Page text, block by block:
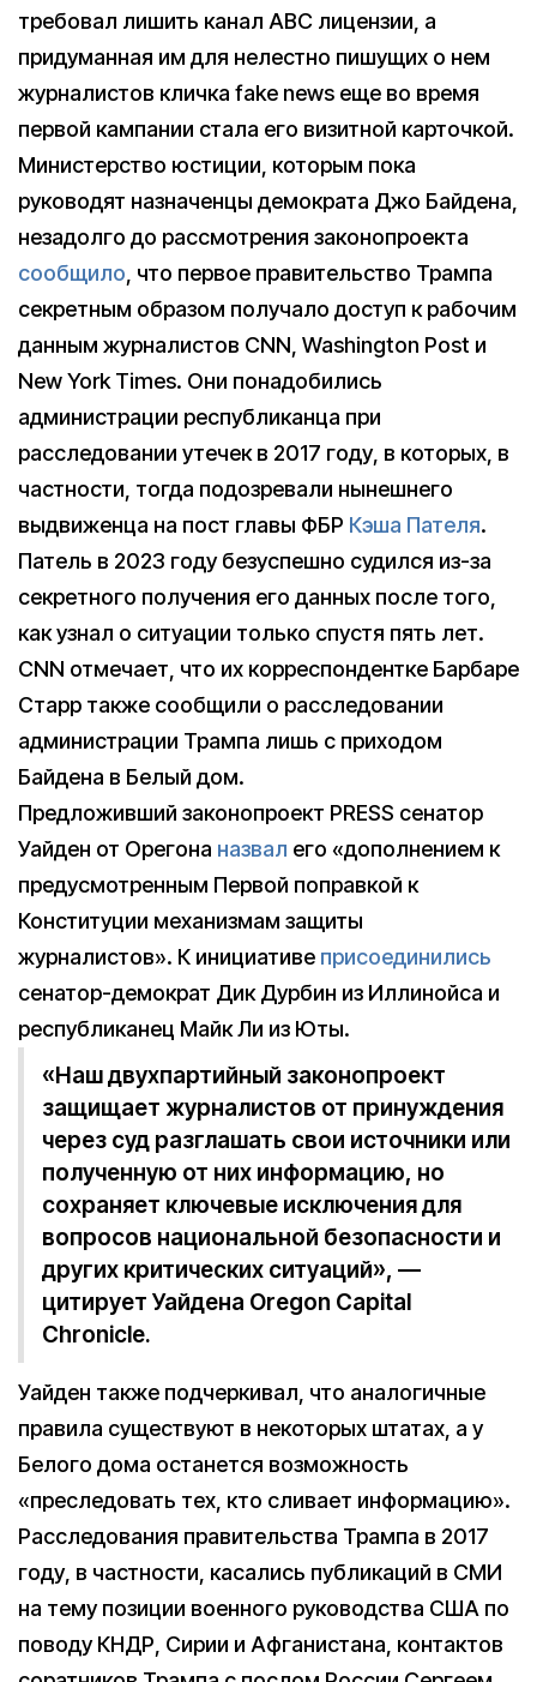
требовал лишить канал ABC лицензии, а
придуманная им для нелестно пишущих о нем
журналистов кличка fake news еще во время
первой кампании стала его визитной карточкой.
Министерство юстиции, которым пока
руководят назначенцы демократа Джо Байдена,
незадолго до рассмотрения законопроекта
сообщило, что первое правительство Трампа
секретным образом получало доступ к рабочим
данным журналистов CNN, Washington Post и
New York Times. Они понадобились
администрации республиканца при
расследовании утечек в 2017 году, в которых, в
частности, тогда подозревали нынешнего
выдвиженца на пост главы ФБР Кэша Пателя.
Патель в 2023 году безуспешно судился из-за
секретного получения его данных после того,
как узнал о ситуации только спустя пять лет.
CNN отмечает, что их корреспондентке Барбаре
Старр также сообщили о расследовании
администрации Трампа лишь с приходом
Байдена в Белый дом.
Предложивший законопроект PRESS сенатор
Уайден от Орегона назвал его «дополнением к
предусмотренным Первой поправкой к
Конституции механизмам защиты
журналистов». К инициативе присоединились
сенатор-демократ Дик Дурбин из Иллинойса и
республиканец Майк Ли из Юты.
«Наш двухпартийный законопроект
защищает журналистов от принуждения
через суд разглашать свои источники или
полученную от них информацию, но
сохраняет ключевые исключения для
вопросов национальной безопасности и
других критических ситуаций», —
цитирует Уайдена Oregon Capital
Chronicle.
Уайден также подчеркивал, что аналогичные
правила существуют в некоторых штатах, а у
Белого дома останется возможность
«преследовать тех, кто сливает информацию».
Расследования правительства Трампа в 2017
году, в частности, касались публикаций в СМИ
на тему позиции военного руководства США по
поводу КНДР, Сирии и Афганистана, контактов